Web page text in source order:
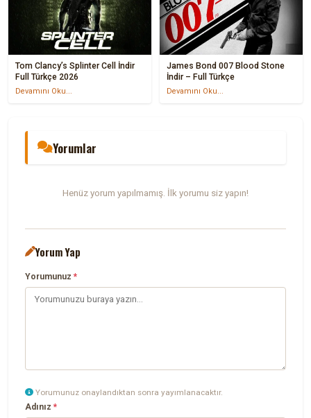
Tom Clancy’s Splinter Cell İndir
Full Türkçe 2026
Devamını Oku...
James Bond 007 Blood Stone
İndir – Full Türkçe
Devamını Oku...
Yorumlar
Henüz yorum yapılmamış. İlk yorumu siz yapın!
Yorum Yap
Yorumunuz*
Yorumunuz onaylandıktan sonra yayımlanacaktır.
Adınız*